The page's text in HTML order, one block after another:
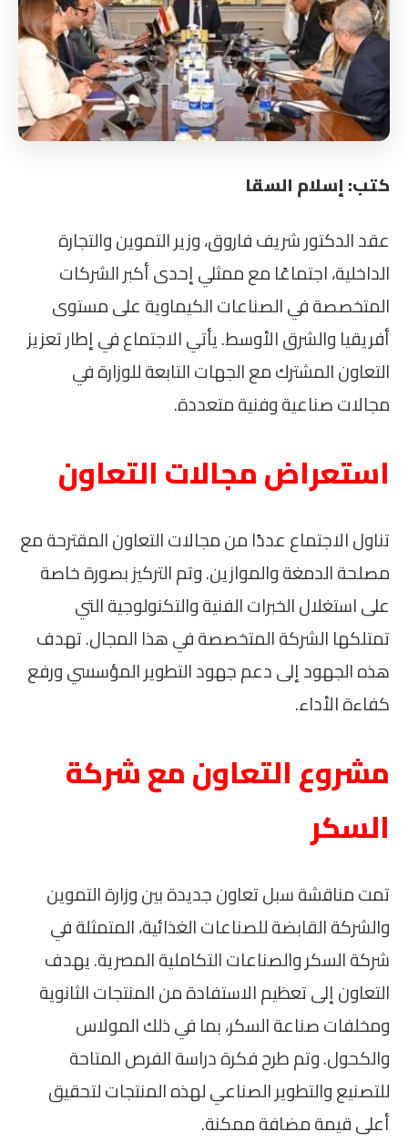
كتب: إسلام السقا
عقد الدكتور شريف فاروق، وزير التموين والتجارة
الداخلية، اجتماعًا مع ممثلي إحدى أكبر الشركات
المتخصصة في الصناعات الكيماوية على مستوى
أفريقيا والشرق الأوسط. يأتي الاجتماع في إطار تعزيز
التعاون المشترك مع الجهات التابعة للوزارة في
مجالات صناعية وفنية متعددة.
استعراض مجالات التعاون
تناول الاجتماع عددًا من مجالات التعاون المقترحة مع
مصلحة الدمغة والموازين. وتم التركيز بصورة خاصة
على استغلال الخبرات الفنية والتكنولوجية التي
تمتلكها الشركة المتخصصة في هذا المجال. تهدف
هذه الجهود إلى دعم جهود التطوير المؤسسي ورفع
كفاءة الأداء.
مشروع التعاون مع شركة
السكر
تمت مناقشة سبل تعاون جديدة بين وزارة التموين
والشركة القابضة للصناعات الغذائية، المتمثلة في
شركة السكر والصناعات التكاملية المصرية. يهدف
التعاون إلى تعظيم الاستفادة من المنتجات الثانوية
ومخلفات صناعة السكر، بما في ذلك المولاس
والكحول. وتم طرح فكرة دراسة الفرص المتاحة
للتصنيع والتطوير الصناعي لهذه المنتجات لتحقيق
أعلى قيمة مضافة ممكنة.